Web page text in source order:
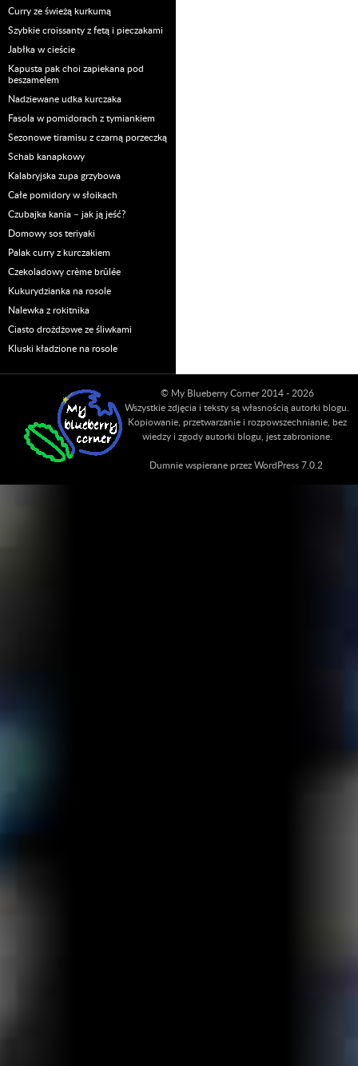
Curry ze świeżą kurkumą
Szybkie croissanty z fetą i pieczakami
Jabłka w cieście
Kapusta pak choi zapiekana pod
beszamelem
Nadziewane udka kurczaka
Fasola w pomidorach z tymiankiem
Sezonowe tiramisu z czarną porzeczką
Schab kanapkowy
Kalabryjska zupa grzybowa
Całe pomidory w słoikach
Czubajka kania – jak ją jeść?
Domowy sos teriyaki
Palak curry z kurczakiem
Czekoladowy crème brûlée
Kukurydzianka na rosole
Nalewka z rokitnika
Ciasto drożdżowe ze śliwkami
Kluski kładzione na rosole
© My Blueberry Corner 2014 - 2026
Wszystkie zdjęcia i teksty są własnością autorki blogu.
Kopiowanie, przetwarzanie i rozpowszechnianie, bez
wiedzy i zgody autorki blogu, jest zabronione.
Dumnie wspierane przez WordPress 7.0.2